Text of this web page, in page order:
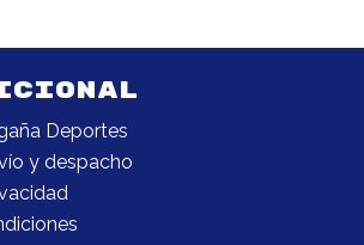
Deportes
y despacho